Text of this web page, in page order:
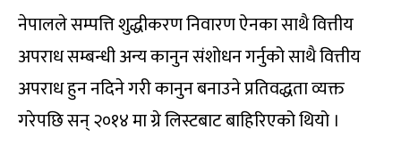
नेपालले सम्पत्ति शुद्धीकरण निवारण ऐनका साथै वित्तीय
अपराध सम्बन्धी अन्य कानुन संशोधन गर्नुको साथै वित्तीय
अपराध हुन नदिने गरी कानुन बनाउने प्रतिवद्धता व्यक्त
गरेपछि सन् २०१४ मा ग्रे लिस्टबाट बाहिरिएको थियो ।